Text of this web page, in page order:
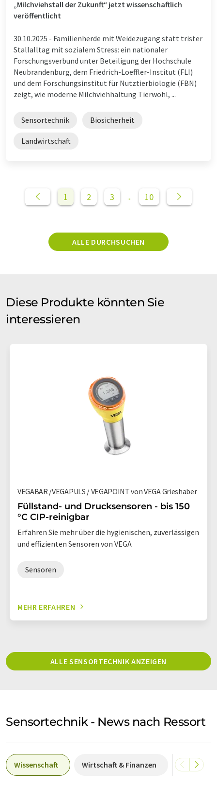
„Milchviehstall der Zukunft“ jetzt wissenschaftlich
veröffentlicht
30.10.2025 - Familienherde mit Weidezugang statt trister
Stallalltag mit sozialem Stress: ein nationaler
Forschungsverbund unter Beteiligung der Hochschule
Neubrandenburg, dem Friedrich-Loeffler-Institut (FLI)
und dem Forschungsinstitut für Nutztierbiologie (FBN)
zeigt, wie moderne Milchviehhaltung Tierwohl, ...
Sensortechnik Biosicherheit
Landwirtschaft
1 2 3 ... 10
ALLE DURCHSUCHEN
Diese Produkte könnten Sie
interessieren
VEGABAR /VEGAPULS / VEGAPOINT von VEGA Grieshaber
Füllstand- und Drucksensoren - bis 150
°C CIP-reinigbar
Erfahren Sie mehr über die hygienischen, zuverlässigen
und effizienten Sensoren von VEGA
Sensoren
MEHR ERFAHREN
ALLE SENSORTECHNIK ANZEIGEN
Sensortechnik - News nach Ressort
Wissenschaft Wirtschaft & Finanzen